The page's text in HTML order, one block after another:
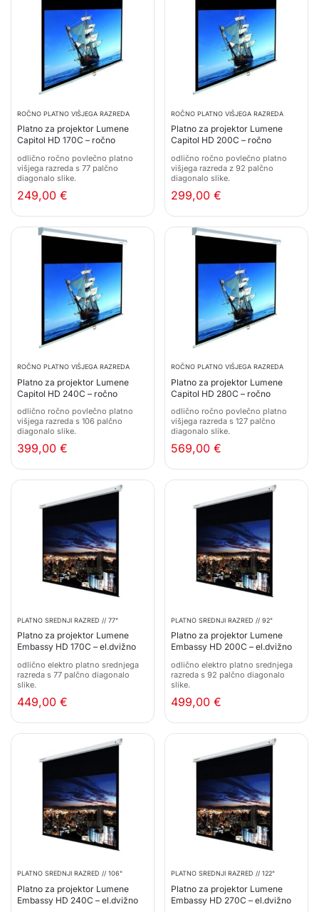
ROČNO PLATNO VIŠJEGA RAZREDA
Platno za projektor Lumene
Capitol HD 170C – ročno
odlično ročno povlečno platno
višjega razreda s 77 palčno
diagonalo slike.
249,00 €
ROČNO PLATNO VIŠJEGA RAZREDA
Platno za projektor Lumene
Capitol HD 200C – ročno
odlično ročno povlečno platno
višjega razreda z 92 palčno
diagonalo slike.
299,00 €
ROČNO PLATNO VIŠJEGA RAZREDA
Platno za projektor Lumene
Capitol HD 240C – ročno
odlično ročno povlečno platno
višjega razreda s 106 palčno
diagonalo slike.
399,00 €
ROČNO PLATNO VIŠJEGA RAZREDA
Platno za projektor Lumene
Capitol HD 280C – ročno
odlično ročno povlečno platno
višjega razreda s 127 palčno
diagonalo slike.
569,00 €
PLATNO SREDNJI RAZRED // 77"
Platno za projektor Lumene
Embassy HD 170C – el.dvižno
odlično elektro platno srednjega
razreda s 77 palčno diagonalo
slike.
449,00 €
PLATNO SREDNJI RAZRED // 92"
Platno za projektor Lumene
Embassy HD 200C – el.dvižno
odlično elektro platno srednjega
razreda s 92 palčno diagonalo
slike.
499,00 €
PLATNO SREDNJI RAZRED // 106"
Platno za projektor Lumene
Embassy HD 240C – el.dvižno
PLATNO SREDNJI RAZRED // 122"
Platno za projektor Lumene
Embassy HD 270C – el.dvižno